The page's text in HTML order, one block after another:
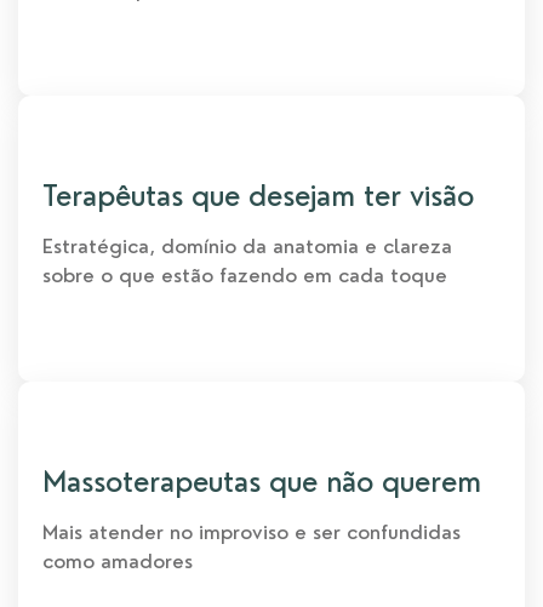
Terapêutas que desejam ter visão​
Estratégica, domínio da anatomia e clareza
sobre o que estão fazendo em cada toque​
Massoterapeutas que não querem​
Mais atender no improviso e ser confundidas
como amadores​